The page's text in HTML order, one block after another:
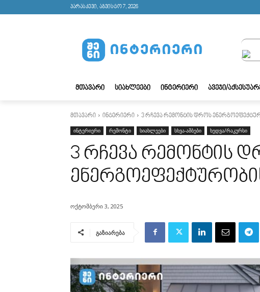
პარასკევი, აგვისტო 7, 2026
ᲛᲗᲐᲕᲐᲠᲘ ᲡᲘᲐᲮᲚᲔᲔᲑᲘ ᲘᲜᲢᲔᲠᲘᲔᲠᲘ ᲐᲕᲔᲯᲘ/
მთავარი ინტერიერი 3 რჩევა რემონტის დროს
ინტერიერი რემონტი სიახლეები სხვა-ამბები ხედვა/რაკურსი
3 რჩევა რემონტის
ოქტომბერი 3, 2025
გაზიარება